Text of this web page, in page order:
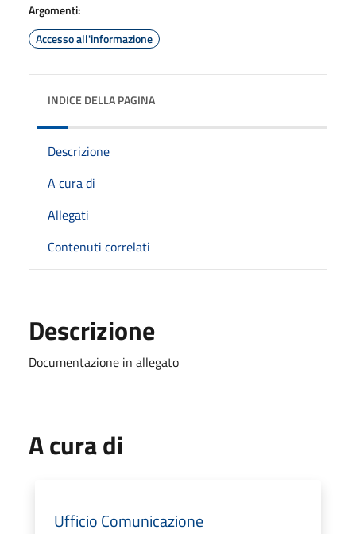
Argomenti:
Accesso all'informazione
INDICE DELLA PAGINA
Descrizione
A cura di
Allegati
Contenuti correlati
Descrizione
Documentazione in allegato
A cura di
Ufficio Comunicazione